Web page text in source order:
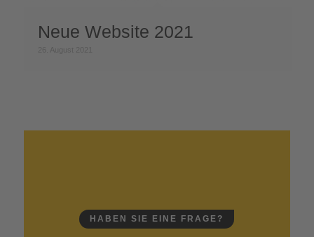
Neue Website 2021
26. August 2021
HABEN SIE EINE FRAGE?